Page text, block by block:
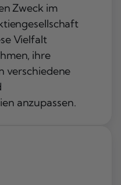
Zweck im
Vielfalt
ihre
verschiedene
anzupassen.